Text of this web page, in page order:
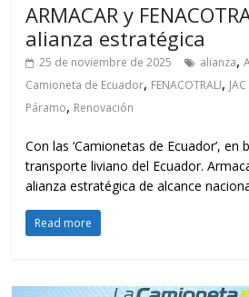
ARMACAR y
alianza estratégica
25 de noviembre de 2025 alianza,
Camioneta de Ecuador, FENACOTRALI,
Páramo, Renovación
Con las ‘Camionetas de Ecuador’, en
transporte liviano del Ecuador.
alianza estratégica de alcance
Read more